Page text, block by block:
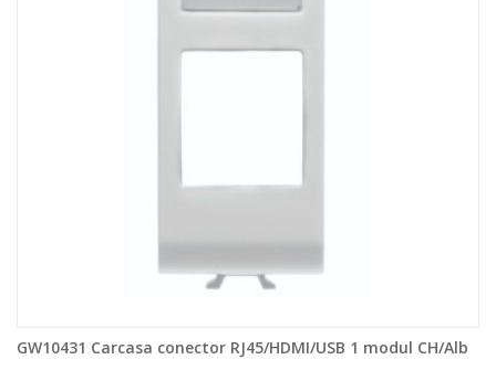
GW10431 Carcasa conector RJ45/HDMI/USB 1 modul CH/Alb